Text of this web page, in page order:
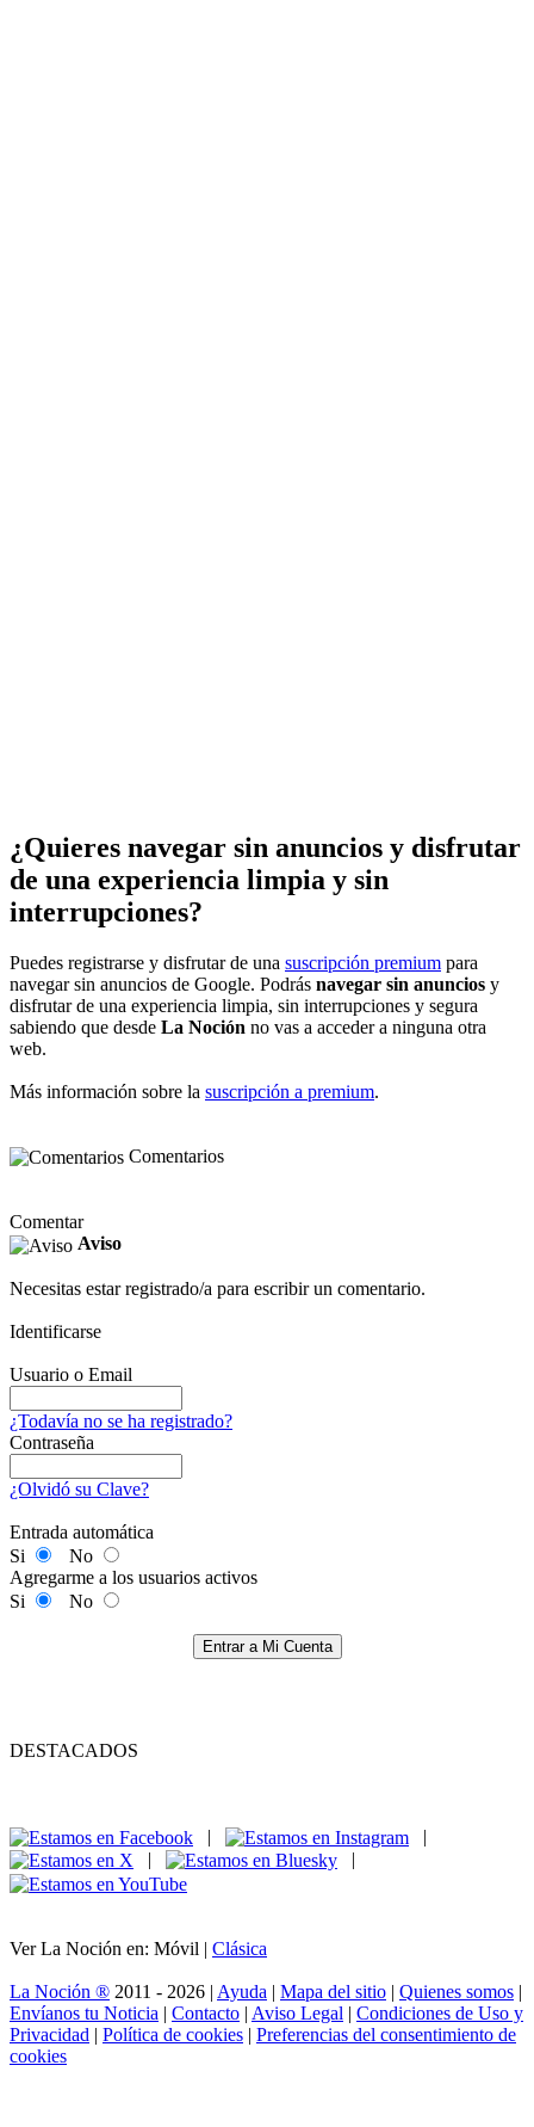
¿Quieres navegar sin anuncios y disfrutar
de una experiencia limpia y sin
interrupciones?
Puedes registrarse y disfrutar de una suscripción premium para
navegar sin anuncios de Google. Podrás navegar sin anuncios y
disfrutar de una experiencia limpia, sin interrupciones y segura
sabiendo que desde La Noción no vas a acceder a ninguna otra
web.
Más información sobre la suscripción a premium.
Comentarios
Comentar
Aviso
Necesitas estar registrado/a para escribir un comentario.
Identificarse
Usuario o Email
¿Todavía no se ha registrado?
Contraseña
¿Olvidó su Clave?
Entrada automática
Si
No
Agregarme a los usuarios activos
Si
No
Entrar a Mi Cuenta
DESTACADOS
|
|
|
|
Ver La Noción en: Móvil | Clásica
La Noción ® 2011 - 2026 | Ayuda | Mapa del sitio | Quienes somos |
Envíanos tu Noticia | Contacto | Aviso Legal | Condiciones de Uso y
Privacidad | Política de cookies | Preferencias del consentimiento de
cookies